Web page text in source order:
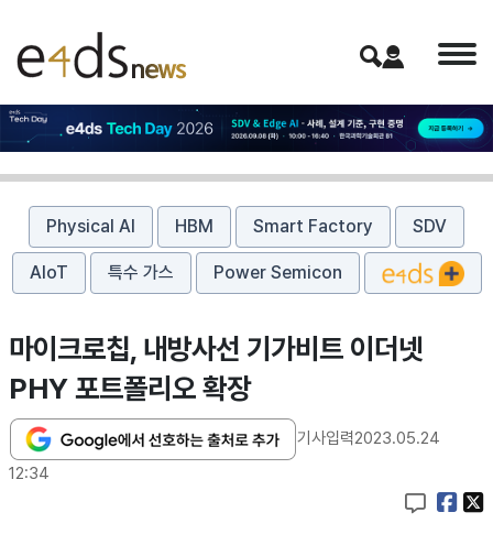
Physical AI HBM Smart Factory SDV
AIoT 특수 가스 Power Semicon
마이크로칩, 내방사선 기가비트 이더넷
PHY 포트폴리오 확장
기사입력2023.05.24
12:34